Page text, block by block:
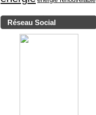
Réseau Social